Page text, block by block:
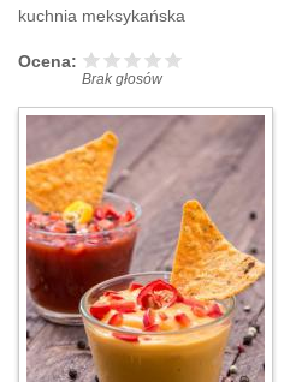
kuchnia meksykańska
Ocena:
Brak głosów